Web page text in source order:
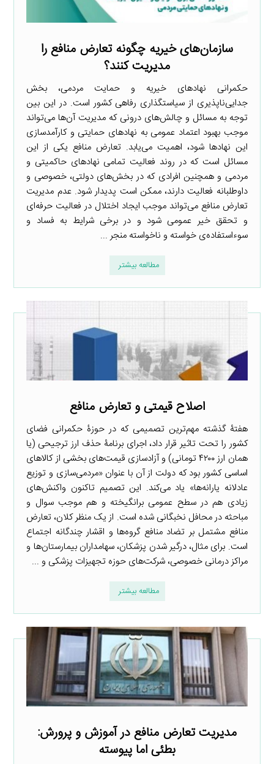
سازمان‌های خیریه چگونه تعارض منافع را
مدیریت کنند؟
حکمرانی نهادهای خیریه و حمایت مردمی، بخش
جدایی‌ناپذیری از سیاستگذاری رفاهی کشور است. در این بین
توجه به مسائل و چالش‌های درونی که مدیریت آن‌ها می‌تواند
موجب بهبود اعتماد عمومی به نهادهای حمایتی و کارآمدسازی
این نهادها شود، اهمیت می‌یابد. تعارض منافع یکی از این
مسائل است که در روند فعالیت تمامی نهادهای حاکمیتی و
مردمی و همچنین افرادی که در بخش‌های دولتی، خصوصی و
داوطلبانه فعالیت دارند، ممکن است پدیدار شود. عدم مدیریت
تعارض منافع می‌تواند موجب ایجاد اختلال در فعالیت حرفه‌ای
و تحقق خیر عمومی شود و در برخی شرایط به فساد و
سوءاستفاده‌ی خواسته و ناخواسته منجر ...
مطالعه بیشتر
اصلاح قیمتی و تعارض منافع
هفتۀ گذشته مهم‌ترین تصمیمی که در حوزۀ حکمرانی فضای
کشور را تحت تاثیر قرار داد، اجرای برنامۀ حذف ارز ترجیحی (یا
همان ارز ۴۲۰۰ تومانی) و آزادسازی قیمت‌های بخشی از کالاهای
اساسی کشور بود که دولت از آن با عنوان «مردمی‌سازی و توزیع
عادلانه یارانه‌ها» یاد می‌کند. این تصمیم تاکنون واکنش‌های
زیادی هم در سطح عمومی برانگیخته و هم موجب سوال و
مباحثه در محافل نخبگانی شده است. از یک منظر کلان، تعارض
منافع مشتمل بر تضاد منافع گروه‌ها و اقشار چندگانه اجتماع
است. برای مثال، درگیر شدن پزشکان، سهامداران بیمارستان‌ها و
مراکز درمانی خصوصی، شرکت‌های حوزه تجهیزات پزشکی و ...
مطالعه بیشتر
مدیریت تعارض منافع در آموزش و پرورش:
بطئی اما پیوسته